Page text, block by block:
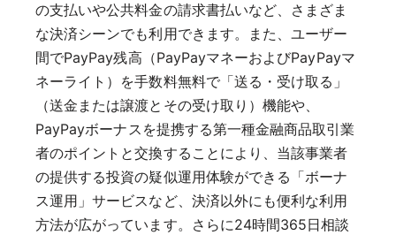
の支払いや公共料金の請求書払いなど、さまざま
な決済シーンでも利用できます。また、ユーザー
間でPayPay残高（PayPayマネーおよびPayPayマ
ネーライト）を手数料無料で「送る・受け取る」
（送金または譲渡とその受け取り）機能や、
PayPayボーナスを提携する第一種金融商品取引業
者のポイントと交換することにより、当該事業者
の提供する投資の疑似運用体験ができる「ボーナ
ス運用」サービスなど、決済以外にも便利な利用
方法が広がっています。さらに24時間365日相談